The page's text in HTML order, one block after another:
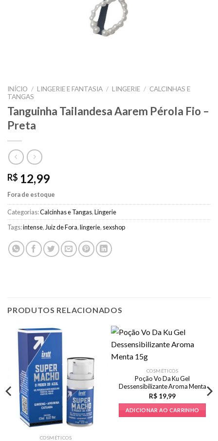
INÍCIO / LINGERIE E FANTASIA / LINGERIE / CALCINHAS E
TANGAS
Tanguinha Tailandesa Aarem Pérola Fio –
Preta
R$ 12,99
Fora de estoque
Categorias:Calcinhas e Tangas,Lingerie
Tags:intense,Juiz de Fora,lingerie, sexshop
PRODUTOS RELACIONADOS
COSMÉTICOS
COSMÉTICOS
Poção Vo Da Ku Gel
Dessensibilizante Aroma Menta
15g
R$ 19,99
ADICIONAR AO CARRINHO